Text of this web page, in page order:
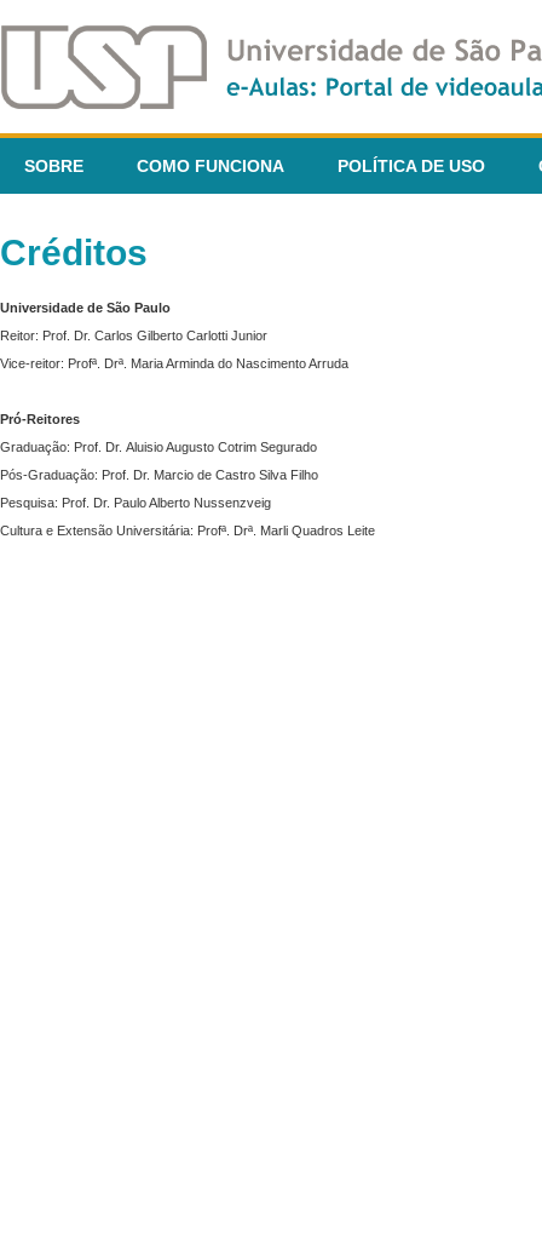
SOBRE COMO FUNCIONA POLÍTICA DE USO
Créditos
Universidade de São Paulo
Reitor: Prof. Dr. Carlos Gilberto Carlotti Junior
Vice-reitor: Profª. Drª. Maria Arminda do Nascimento Arruda
Pró-Reitores
Graduação: Prof. Dr. Aluisio Augusto Cotrim Segurado
Pós-Graduação: Prof. Dr. Marcio de Castro Silva Filho
Pesquisa: Prof. Dr. Paulo Alberto Nussenzveig
Cultura e Extensão Universitária: Profª. Drª. Marli Quadros Leite